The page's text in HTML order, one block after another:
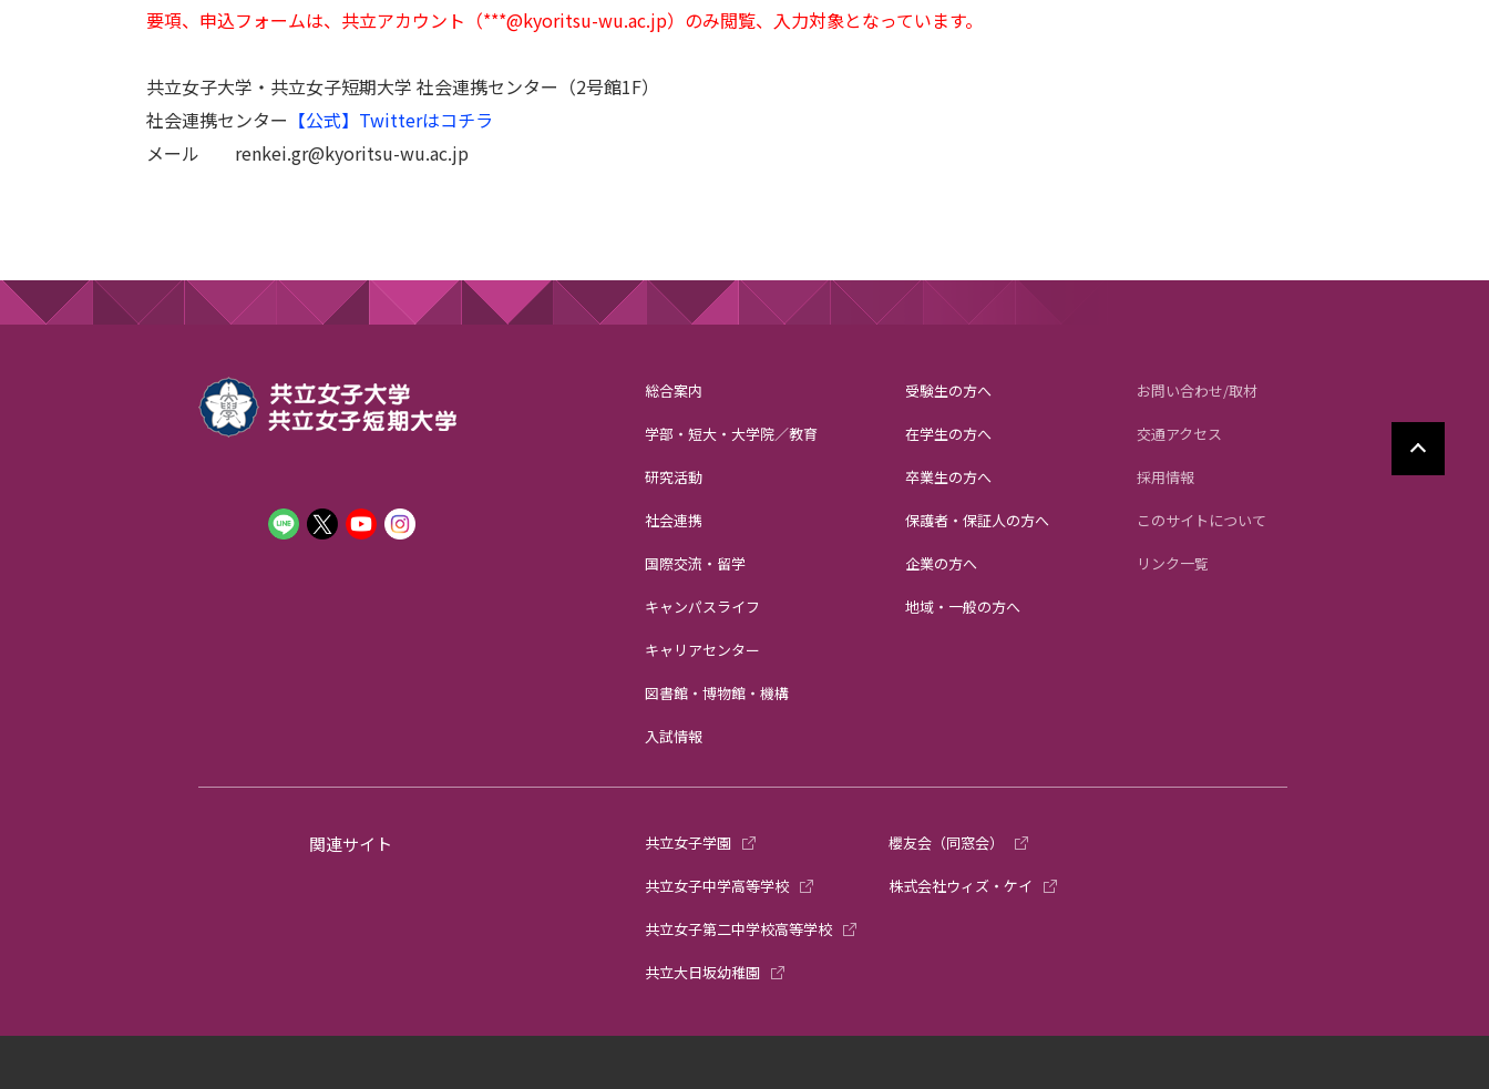
要項、申込フォームは、共立アカウント（***@kyoritsu-wu.ac.jp）のみ閲覧、入力対象となっています。
共立女子大学・共立女子短期大学 社会連携センター（2号館1F）
社会連携センター 【公式】Twitterはコチラ
メール renkei.gr@kyoritsu-wu.ac.jp
総合案内
学部・短大・大学院／教育
研究活動
社会連携
国際交流・留学
キャンパスライフ
キャリアセンター
図書館・博物館・機構
入試情報
受験生の方へ
在学生の方へ
卒業生の方へ
保護者・保証人の方へ
企業の方へ
地域・一般の方へ
お問い合わせ/取材
交通アクセス
採用情報
このサイトについて
リンク一覧
関連サイト 共立女子学園
共立女子中学高等学校
共立女子第二中学校高等学校
共立大日坂幼稚園
櫻友会（同窓会）
株式会社ウィズ・ケイ